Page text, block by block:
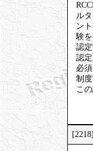
ル
ン
験
認
認
必
制
こ
[2218]